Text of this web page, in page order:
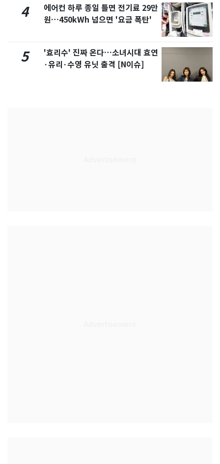
4
에어컨 하루 종일 틀면 전기료 29만
원…450kWh 넘으면 '요금 폭탄'
5
'효리수' 진짜 온다…소녀시대 효연
·유리·수영 유닛 출격 [N이슈]